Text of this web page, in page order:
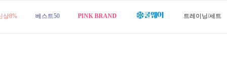
상8% 베스트50 PINK BRAND 트레이닝/세트